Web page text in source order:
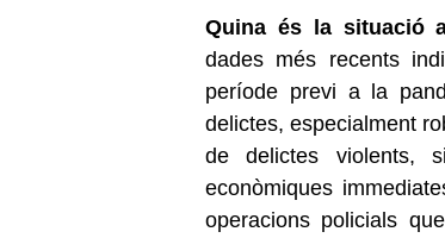
Quina és la situació
dades més recents
període previ a la
delictes, especialment
de delictes violents,
econòmiques
operacions policials